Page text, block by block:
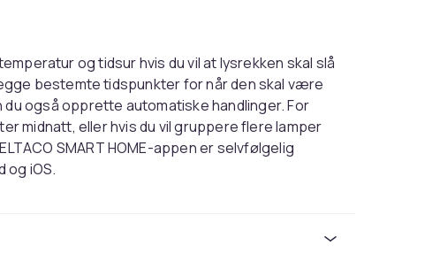
og tidsur hvis du vil at lysrekken skal slå
bestemte tidspunkter for når den skal være
du også opprette automatiske handlinger. For
midnatt, eller hvis du vil gruppere flere lamper
SMART HOME-appen er selvfølgelig
og iOS.